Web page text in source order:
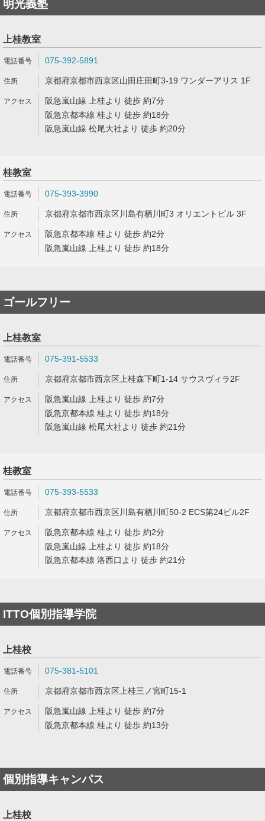
明光義塾
上桂教室
075-392-5891
京都府京都市西京区山田庄田町3-19 ワンダーアリス 1F
阪急嵐山線 上桂より 徒歩 約7分
阪急京都本線 桂より 徒歩 約18分
阪急嵐山線 松尾大社より 徒歩 約20分
桂教室
075-393-3990
京都府京都市西京区川島有栖川町3 オリエントビル 3F
阪急京都本線 桂より 徒歩 約2分
阪急嵐山線 上桂より 徒歩 約18分
ゴールフリー
上桂教室
075-391-5533
京都府京都市西京区上桂森下町1-14 サウスヴィラ2F
阪急嵐山線 上桂より 徒歩 約7分
阪急京都本線 桂より 徒歩 約18分
阪急嵐山線 松尾大社より 徒歩 約21分
桂教室
075-393-5533
京都府京都市西京区川島有栖川町50-2 ECS第24ビル2F
阪急京都本線 桂より 徒歩 約2分
阪急嵐山線 上桂より 徒歩 約18分
阪急京都本線 洛西口より 徒歩 約21分
ITTO個別指導学院
上桂校
075-381-5101
京都府京都市西京区上桂三ノ宮町15-1
阪急嵐山線 上桂より 徒歩 約7分
阪急京都本線 桂より 徒歩 約13分
個別指導キャンパス
上桂校